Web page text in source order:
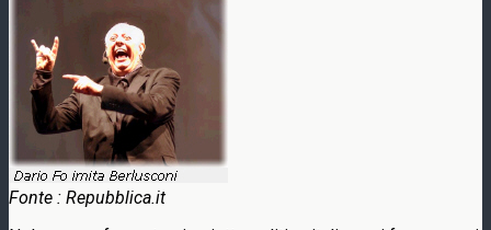
Fonte : Repubblica.it